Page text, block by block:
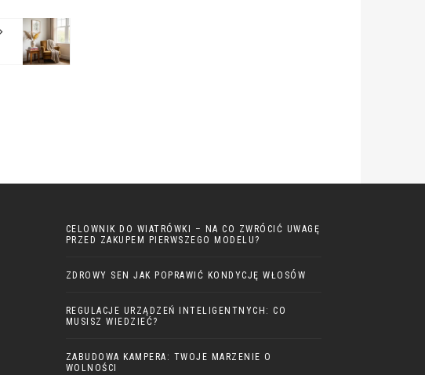
CELOWNIK DO WIATRÓWKI – NA CO ZWRÓCIĆ UWAGĘ
PRZED ZAKUPEM PIERWSZEGO MODELU?
ZDROWY SEN JAK POPRAWIĆ KONDYCJĘ WŁOSÓW
REGULACJE URZĄDZEŃ INTELIGENTNYCH: CO
MUSISZ WIEDZIEĆ?
ZABUDOWA KAMPERA: TWOJE MARZENIE O
WOLNOŚCI